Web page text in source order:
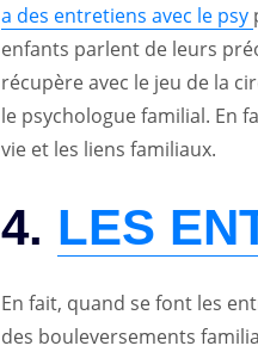
a des entretiens avec le psy
enfants parlent de leurs
récupère avec le jeu de la
le psychologue familial. En
vie et les liens familiaux.
4. LES
En fait, quand se font les
des bouleversements